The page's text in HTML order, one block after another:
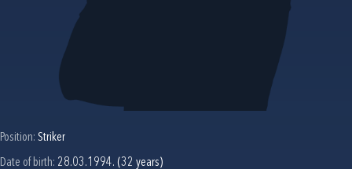
Position: Striker
Date of birth: 28.03.1994. (32 years)